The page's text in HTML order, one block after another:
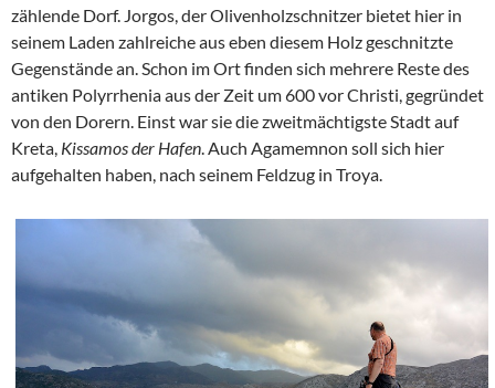
zählende Dorf. Jorgos, der Olivenholzschnitzer bietet hier in
seinem Laden zahlreiche aus eben diesem Holz geschnitzte
Gegenstände an. Schon im Ort finden sich mehrere Reste des
antiken Polyrrhenia aus der Zeit um 600 vor Christi, gegründet
von den Dorern. Einst war sie die zweitmächtigste Stadt auf
Kreta, Kissamos der Hafen . Auch Agamemnon soll sich hier
aufgehalten haben, nach seinem Feldzug in Troya.